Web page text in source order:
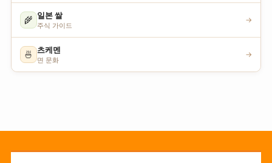
🌾 일본 쌀
주식 가이드
→
🍜 츠케멘
면 문화
→